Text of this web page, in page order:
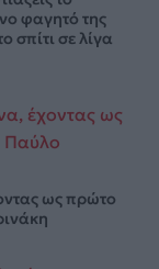
φαγητό της
σπίτι σε λίγα
ως πρώτο